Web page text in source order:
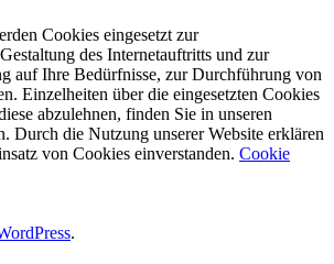
Cookies eingesetzt zur
des Internetauftritts und zur
auf Ihre Bedürfnisse, zur Durchführung von
Einzelheiten über die eingesetzten Cookies
abzulehnen, finden Sie in unseren
Durch die Nutzung unserer Website erklären
von Cookies einverstanden. Cookie
.